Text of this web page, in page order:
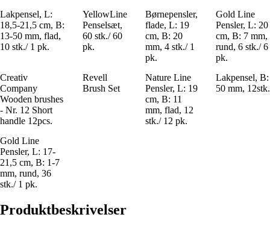
Lakpensel, L:
18,5-21,5 cm, B:
13-50 mm, flad,
10 stk./ 1 pk.
YellowLine
Penselsæt,
60 stk./ 60
pk.
Børnepensler,
flade, L: 19
cm, B: 20
mm, 4 stk./ 1
pk.
Gold Line
Pensler, L: 20
cm, B: 7 mm,
rund, 6 stk./ 6
pk.
Creativ
Company
Wooden brushes
- Nr. 12 Short
handle 12pcs.
Revell
Brush Set
Nature Line
Pensler, L: 19
cm, B: 11
mm, flad, 12
stk./ 12 pk.
Lakpensel, B:
50 mm, 12stk.
Gold Line
Pensler, L: 17-
21,5 cm, B: 1-7
mm, rund, 36
stk./ 1 pk.
Produktbeskrivelser